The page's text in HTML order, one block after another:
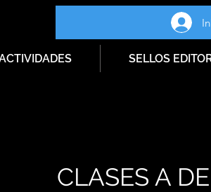
SELLOS
CLASES A